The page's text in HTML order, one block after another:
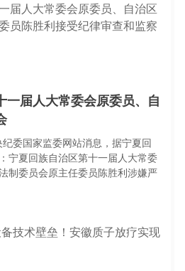
一届人大常委会原委员、自
委国家监委网站消息，据宁夏回
宁夏回族自治区第十一届人大常委
制委员会原主任委员陈胜利涉嫌严